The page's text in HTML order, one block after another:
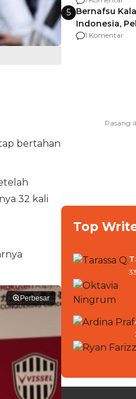
bertahan
32 kali
Perbesar
5 Bernafsu
Indonesia,
Berencana
1 Komentar
Top